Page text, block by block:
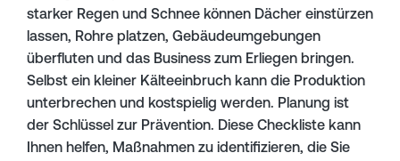
starker Regen und Schnee können Dächer einstürzen
lassen, Rohre platzen, Gebäudeumgebungen
überfluten und das Business zum Erliegen bringen.
Selbst ein kleiner Kälteeinbruch kann die Produktion
unterbrechen und kostspielig werden. Planung ist
der Schlüssel zur Prävention. Diese Checkliste kann
Ihnen helfen, Maßnahmen zu identifizieren, die Sie